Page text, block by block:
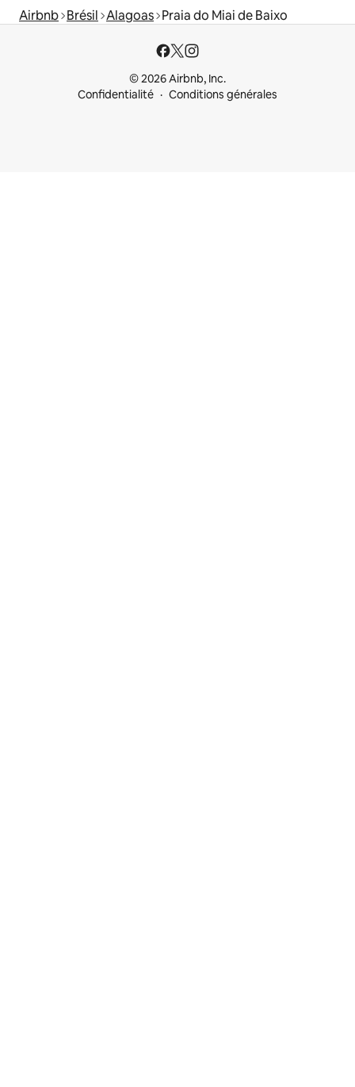
Airbnb Brésil Alagoas Praia do Miai de Baixo
© 2026 Airbnb, Inc.
Confidentialité
Conditions générales